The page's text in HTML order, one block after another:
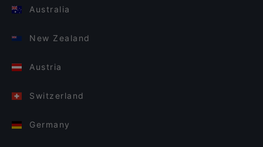
Australia
New Zealand
Austria
Switzerland
Germany